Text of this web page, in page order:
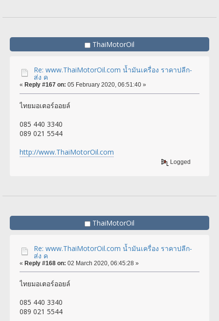
ThaiMotorOil
Re: www.ThaiMotorOil.com น้ำมันเครื่อง ราคาปลีก-
ส่ง ค
« Reply #167 on: 05 February 2020, 06:51:40 »
ไทยมอเตอร์ออยล์
085 440 3340
089 021 5544
http://www.ThaiMotorOil.com
Logged
ThaiMotorOil
Re: www.ThaiMotorOil.com น้ำมันเครื่อง ราคาปลีก-
ส่ง ค
« Reply #168 on: 02 March 2020, 06:45:28 »
ไทยมอเตอร์ออยล์
085 440 3340
089 021 5544